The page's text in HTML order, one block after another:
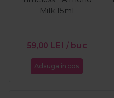
Milk 15ml
59,00 LEI / buc
Adauga in cos